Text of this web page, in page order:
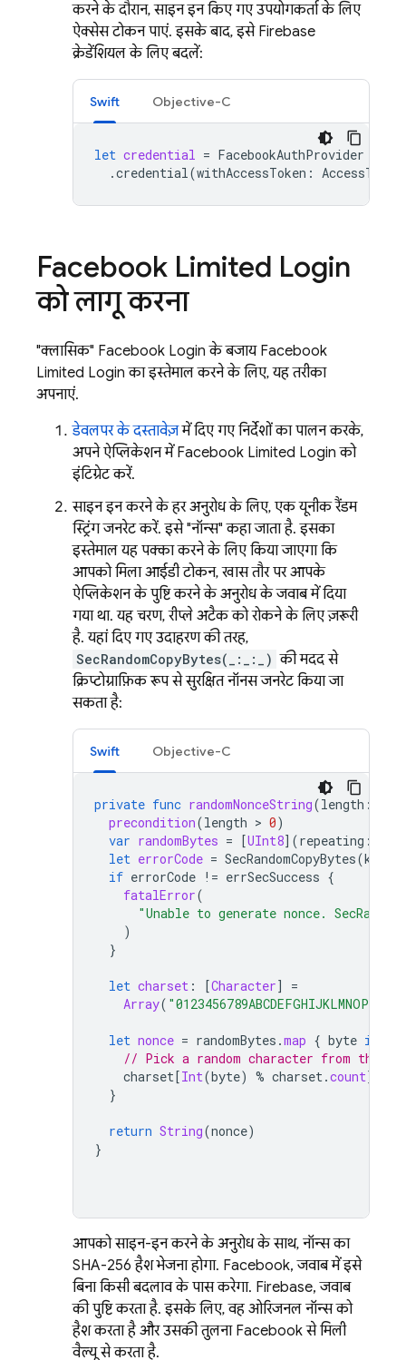
करने के दौरान, साइन इन किए गए उपयोगकर्ता के लिए
ऐक्सेस टोकन पाएं. इसके बाद, इसे Firebase
क्रेडेंशियल के लिए बदलें:
Swift Objective-C
let credential = FacebookAuthProvider
.credential(withAccessToken : AccessToken
Facebook Limited Login
को लागू करना
"क्लासिक" Facebook Login के बजाय Facebook
Limited Login का इस्तेमाल करने के लिए, यह तरीका
अपनाएं.
डेवलपर के दस्तावेज़में दिए गए निर्देशों का पालन करके,
अपने ऐप्लिकेशन में Facebook Limited Login को
इंटिग्रेट करें.
साइन इन करने के हर अनुरोध के लिए, एक यूनीक रैंडम
स्ट्रिंग जनरेट करें. इसे "नॉन्स" कहा जाता है. इसका
इस्तेमाल यह पक्का करने के लिए किया जाएगा कि
आपको मिला आईडी टोकन, खास तौर पर आपके
ऐप्लिकेशन के पुष्टि करने के अनुरोध के जवाब में दिया
गया था. यह चरण, रीप्ले अटैक को रोकने के लिए ज़रूरी
है. यहां दिए गए उदाहरण की तरह,
SecRandomCopyBytes(_:_:_) की मदद से
क्रिप्टोग्राफ़िक रूप से सुरक्षित नॉनस जनरेट किया जा
सकता है:
Swift Objective-C
private func randomNonceString(length :
precondition(length > 0)
var randomBytes = [UInt8](repeating :
let errorCode = SecRandomCopyBytes(
if errorCode != errSecSuccess {
fatalError(
"Unable to generate nonce.
)
}
let charset : [Character]
=
Array(
let nonce = randomBytes .map { byte in
// Pick a random character from the
charset[Int(byte) % charset.count]
}
return String(nonce)
}
आपको साइन-इन करने के अनुरोध के साथ, नॉन्स का
SHA-256 हैश भेजना होगा. Facebook, जवाब में इसे
बिना किसी बदलाव के पास करेगा. Firebase, जवाब
की पुष्टि करता है. इसके लिए, वह ओरिजनल नॉन्स को
हैश करता है और उसकी तुलना Facebook से मिली
वैल्यू से करता है.